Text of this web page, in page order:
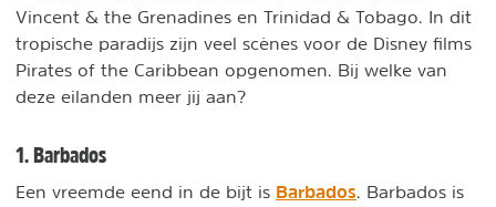
Vincent & the Grenadines en Trinidad & Tobago. In dit
tropische paradijs zijn veel scènes voor de Disney films
Pirates of the Caribbean opgenomen. Bij welke van
deze eilanden meer jij aan?
1. Barbados
Een vreemde eend in de bijt is Barbados . Barbados is